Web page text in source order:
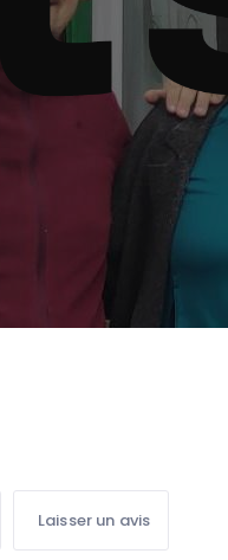
Laisser un avis